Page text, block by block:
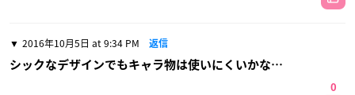
2016年10月5日 at 9:34 PM 返信
シックなデザインでもキャラ物は使いにくいかな…
0